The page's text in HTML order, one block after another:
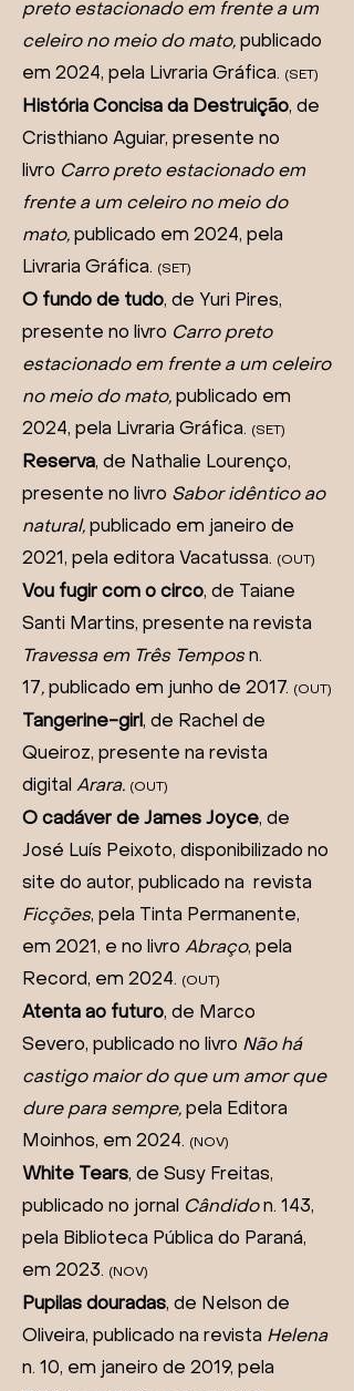
preto estacionado em frente a um
celeiro no meio do mato, publicado
em 2024, pela Livraria Gráfica. (SET)
História Concisa da Destruição, de
Cristhiano Aguiar, presente no
livro Carro preto estacionado em
frente a um celeiro no meio do
mato, publicado em 2024, pela
Livraria Gráfica. (SET)
O fundo de tudo, de Yuri Pires,
presente no livro Carro preto
estacionado em frente a um celeiro
no meio do mato, publicado em
2024, pela Livraria Gráfica. (SET)
Reserva, de Nathalie Lourenço,
presente no livro Sabor idêntico ao
natural, publicado em janeiro de
2021, pela editora Vacatussa. (OUT)
Vou fugir com o circo, de Taiane
Santi Martins, presente na revista
Travessa em Três Temposn.
17, publicado em junho de 2017. (OUT)
Tangerine-girl, de Rachel de
Queiroz, presente na revista
digital Arara. (OUT)
O cadáver de James Joyce, de
José Luís Peixoto, disponibilizado no
site do autor, publicado na revista
Ficções, pela Tinta Permanente,
em 2021, e no livro Abraço, pela
Record, em 2024. (OUT)
Atenta ao futuro, de Marco
Severo, publicado no livro Não há
castigo maior do que um amor que
dure para sempre, pela Editora
Moinhos, em 2024. (NOV)
White Tears, de Susy Freitas,
publicado no jornal
Cândidon. 143,
pela Biblioteca Pública do Paraná,
em 2023. (NOV)
Pupilas douradas, de Nelson de
Oliveira, publicado na revista Helena
n. 10, em janeiro de 2019, pela